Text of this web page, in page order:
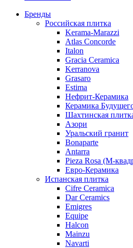
Бренды
Российская плитка
Kerama-Marazzi
Atlas Concorde
Italon
Gracia Ceramica
Kerranova
Grasaro
Estima
Нефрит-Керамика
Керамика
Шахтинская
Азори
Уральский гранит
Bonaparte
Antarra
Pieza Rosa (М-
Евро-Керамика
Испанская плитка
Cifre Ceramica
Dar Ceramics
Emigres
Equipe
Halcon
Mainzu
Navarti